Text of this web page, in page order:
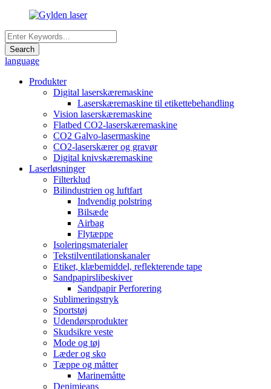
language
Produkter
Digital laserskæremaskine
Laserskæremaskine til etikettebehandling
Vision laserskæremaskine
Flatbed CO2-laserskæremaskine
CO2 Galvo-lasermaskine
CO2-laserskærer og gravør
Digital knivskæremaskine
Laserløsninger
Filterklud
Bilindustrien og luftfart
Indvendig polstring
Bilsæde
Airbag
Flytæppe
Isoleringsmaterialer
Tekstilventilationskanaler
Etiket, klæbemiddel, reflekterende tape
Sandpapirslibeskiver
Sandpapir Perforering
Sublimeringstryk
Sportstøj
Udendørsprodukter
Skudsikre veste
Mode og tøj
Læder og sko
Tæppe og måtter
Marinemåtte
Denimjeans